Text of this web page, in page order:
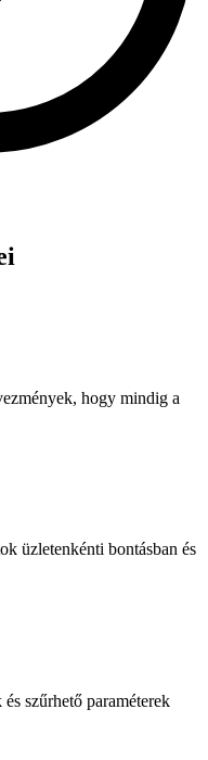
hogy mindig a
üzletenkénti bontásban és
szűrhető paraméterek